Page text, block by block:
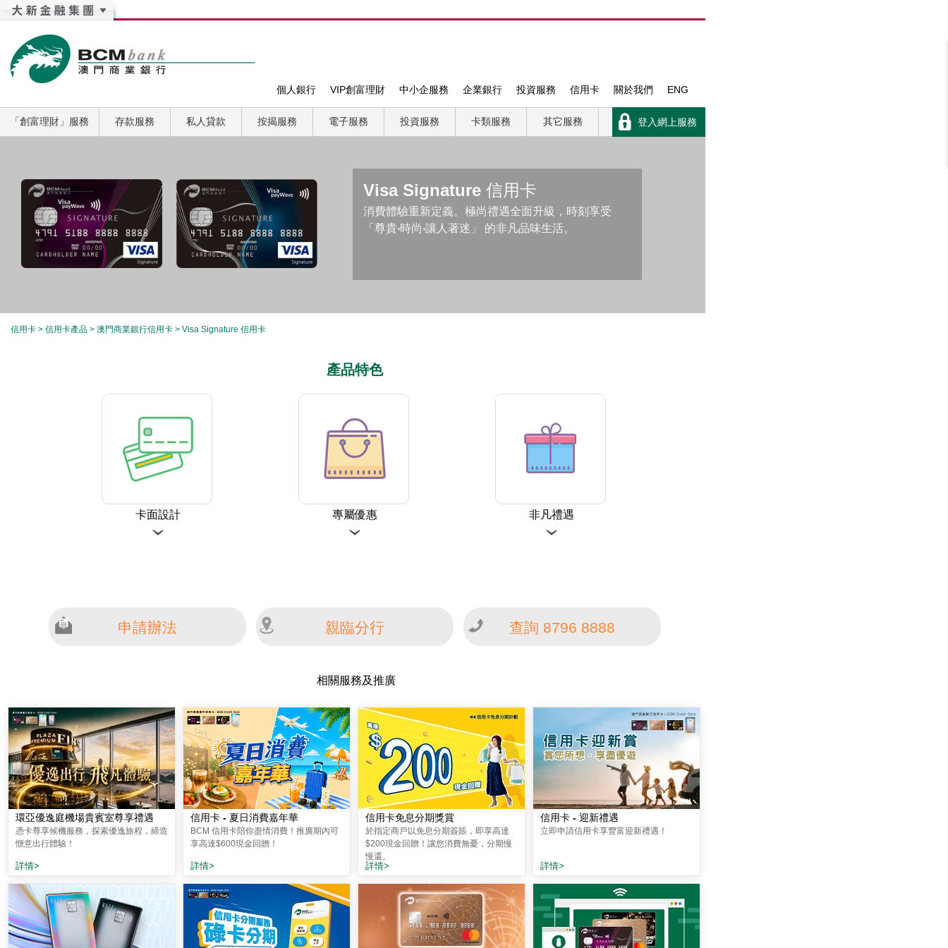
個人銀行 VIP創富理財 中小企服務 企業銀行 投資服務 信用卡 關於我們 ENG
「創富理財」服務 存款服務 私人貸款 按揭服務 電子服務 投資服務 卡類服務 其它服務 登入網上服務
Visa Signature 信用卡
消費體驗重新定義。極尚禮遇全面升級，時刻享受
「尊貴‧時尚‧讓人著迷」 的非凡品味生活。
信用卡 > 信用卡產品 > 澳門商業銀行信用卡 > Visa Signature 信用卡
產品特色
卡面設計 專屬優惠 非凡禮遇
申請辦法 親臨分行 查詢 8796 8888
相關服務及推廣
環亞優逸庭機場貴賓室尊享禮遇
憑卡尊享候機服務，探索優逸旅程，締造
愜意出行體驗！
詳情>
信用卡 - 夏日消費嘉年華
BCM 信用卡陪你盡情消費！推廣期內可
享高達$600現金回贈！
詳情>
信用卡免息分期獎賞
於指定商戶以免息分期簽賬，即享高達
$200現金回贈！讓您消費無憂，分期慢
慢還。
詳情>
信用卡 - 迎新禮遇
立即申請信用卡享豐富迎新禮遇！
詳情>